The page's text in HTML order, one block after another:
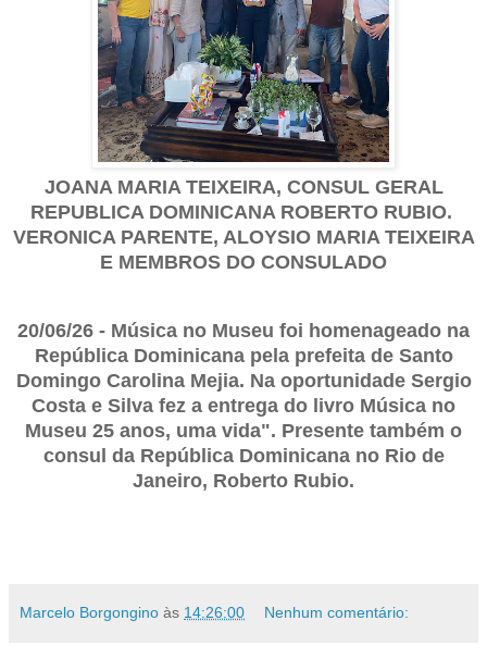
JOANA MARIA TEIXEIRA, CONSUL GERAL
REPUBLICA DOMINICANA ROBERTO RUBIO.
VERONICA PARENTE, ALOYSIO MARIA TEIXEIRA
E MEMBROS DO CONSULADO
20/06/26 - Música no Museu foi homenageado na
República Dominicana pela prefeita de Santo
Domingo Carolina Mejia. Na oportunidade Sergio
Costa e Silva fez a entrega do livro Música no
Museu 25 anos, uma vida". Presente também o
consul da República Dominicana no Rio de
Janeiro, Roberto Rubio.
Marcelo Borgongino às 14:26:00 Nenhum comentário: